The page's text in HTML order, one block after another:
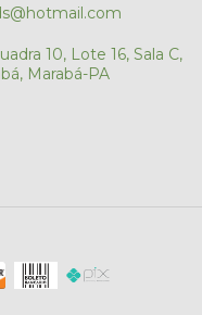
10, Lote 16, Sala C,
Marabá-PA